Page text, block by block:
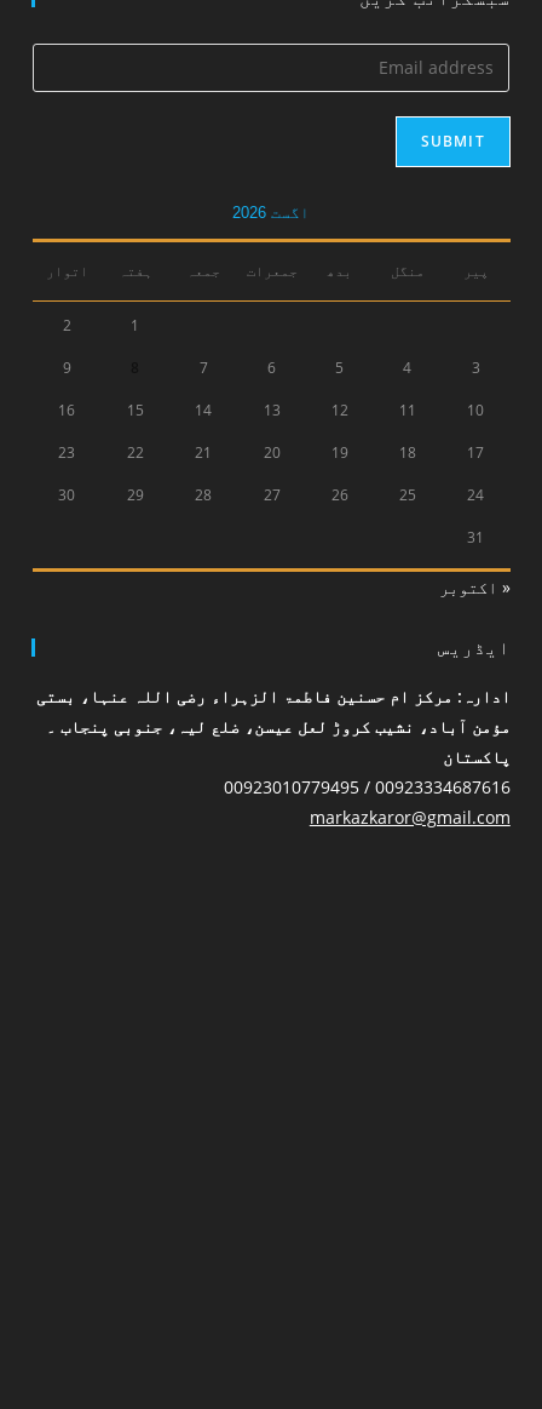
SUBMIT
اگست 2026
پیر منگل بدھ جمعرات جمعہ ہفتہ اتوار
1
2
3
4
5
6
7
9
10
11
12
13
14
15
16
17
18
19
20
21
22
23
24
25
26
27
28
29
30
31
« اکتوبر
ایڈریس
ادارہ: مرکز ام حسنین فاطمۃ الزہراء رضی اللہ عنہا، بستی
مؤمن آباد، نشیب کروڑ لعل عیسن، ضلع لیہ، جنوبی پنجاب ۔
پاکستان
00923334687616 / 00923010779495
markazkaror@gmail.com